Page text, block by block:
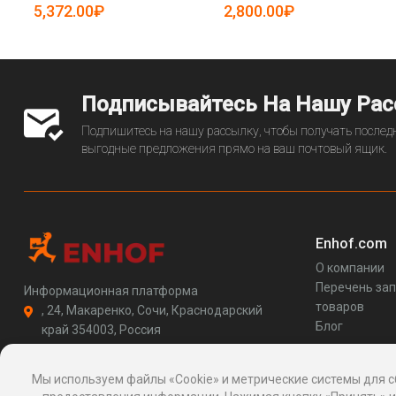
5,372.00₽
5081573)
2,800.00₽
Подписывайтесь На Нашу
Подпишитесь на нашу рассылку, чтобы получать
выгодные предложения прямо на ваш почтовый ящик.
Информационная платформа
, 24, Макаренко, Сочи, Краснодарский
край 354003, Россия
http://enhof.com
Enhof.com
О компании
Перечень
товаров
Блог
Мы используем файлы «Cookie» и метрические системы для